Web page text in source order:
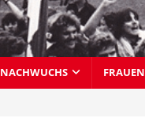
NACHWUCHS FRAUEN